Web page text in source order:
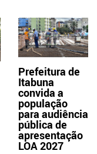
Prefeitura de
Itabuna
convida a
população
para audiência
pública de
apresentação
LOA 2027